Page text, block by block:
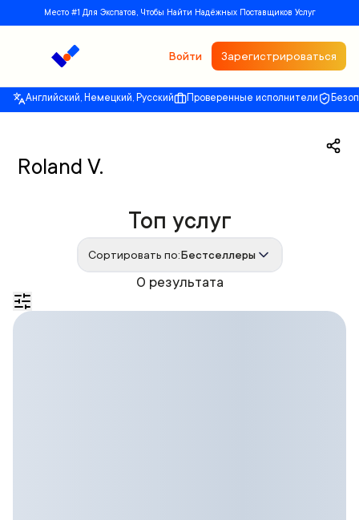
Место #1 Для Экспатов, Чтобы Найти Надёжных Поставщиков Услуг
Войти Зарегистрироваться
Английский, Немецкий, Русский Проверенные исполнители
Roland V.
0 результата
Топ услуг
Сортировать по:Бестселлеры